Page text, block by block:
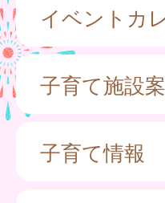
イベントカ
子育て施設
子育て情報